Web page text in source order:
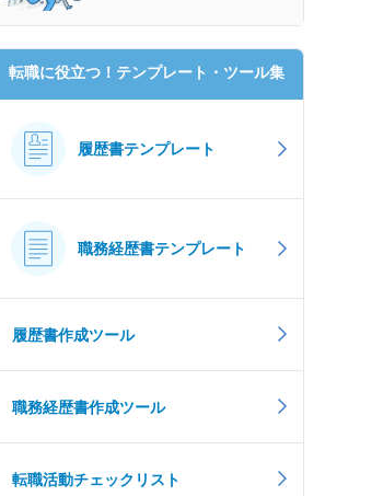
転職に役立つ！テンプレート・ツール集
履歴書テンプレート
職務経歴書テンプレート
履歴書作成ツール
職務経歴書作成ツール
転職活動チェックリスト